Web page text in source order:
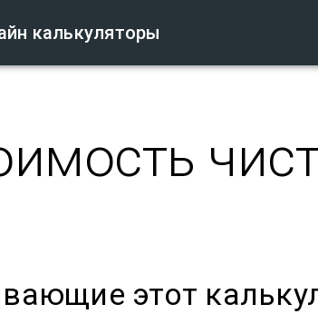
калькуляторы
этот